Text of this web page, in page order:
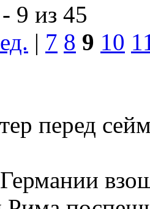
9 из 45
| 7 8 9 10
перед